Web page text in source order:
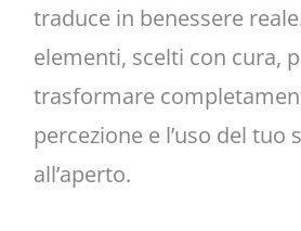
traduce in benessere
elementi, scelti con cura,
trasformare
percezione e l’uso del tuo
all’aperto.